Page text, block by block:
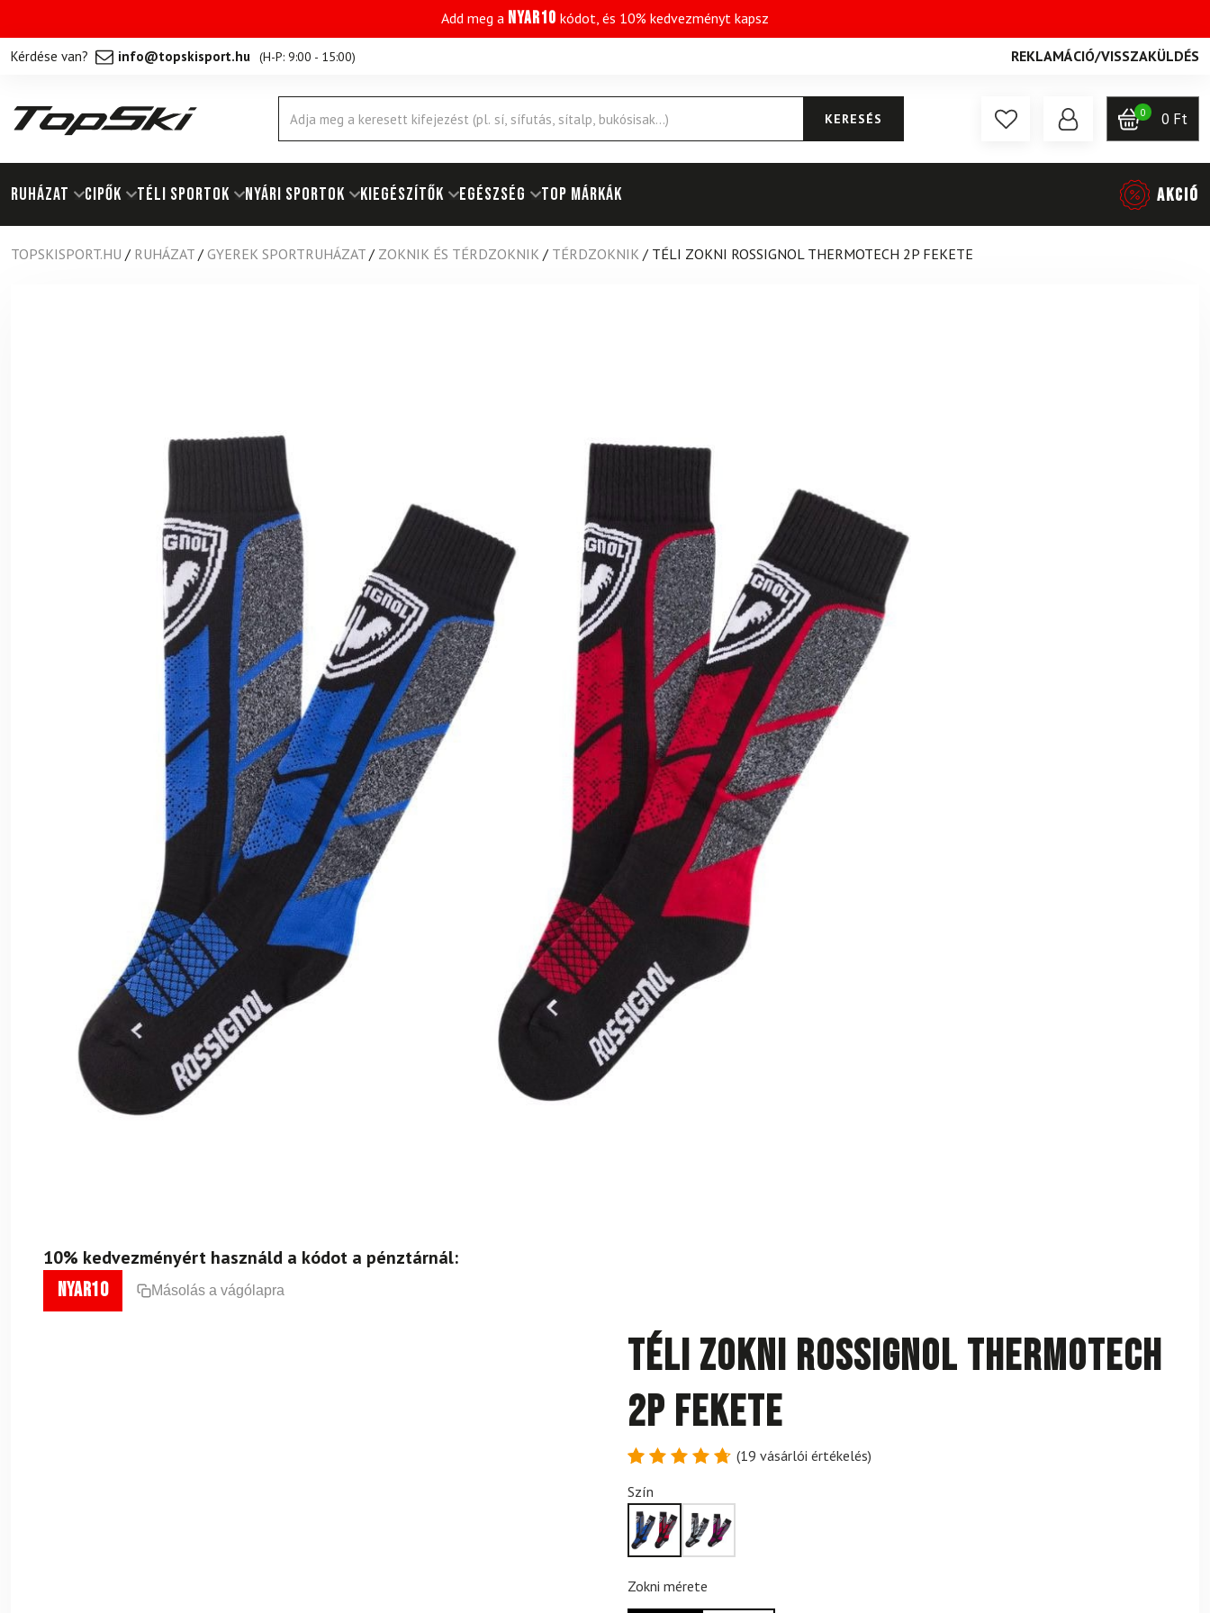
Add meg a NYAR10 kódot, és 10% kedvezményt kapsz
Kérdése van? info@topskisport.hu (H-P: 9:00 - 15:00) REKLAMÁCIÓ/VISSZAKÜLDÉS
Products
search
KERESÉS 0 0 Ft
RUHÁZAT Cipők TÉLI SPORTOK NYÁRI SPORTOK KIEGÉSZÍTŐK EGÉSZSÉG Top márkák AKCIÓ
TOPSKISPORT.HU / RUHÁZAT / GYEREK SPORTRUHÁZAT / ZOKNIK ÉS TÉRDZOKNIK / TÉRDZOKNIK / TÉLI ZOKNI ROSSIGNOL THERMOTECH 2P FEKETE
10% kedvezményért használd a kódot a pénztárnál:
nyar10 Másolás a vágólapra
Téli zokni ROSSIGNOL Thermotech
2P Fekete
4.79
5-ből,
értékelés
alapján
(19 vásárlói értékelés)
Szín
Zokni mérete